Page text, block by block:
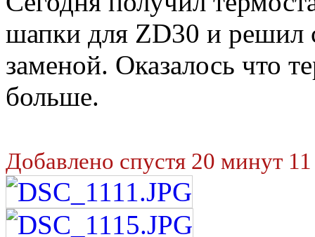
шапки для ZD30 и решил
заменой. Оказалось что
больше.
Добавлено спустя 20 минут